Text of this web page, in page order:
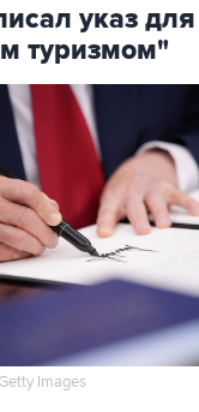
указ
туризмом"
Images